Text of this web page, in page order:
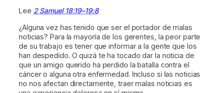
Lee 2 Samuel 18:19–19:8
¿Alguna vez has tenido que ser el portador de malas
noticias? Para la mayoría de los gerentes, la peor parte
de su trabajo es tener que informar a la gente que los
han despedido. O quizá te ha tocado dar la noticia de
que un amigo querido ha perdido la batalla contra el
cáncer o alguna otra enfermedad. Incluso si las noticias
no nos afectan directamente, traer malas noticias es